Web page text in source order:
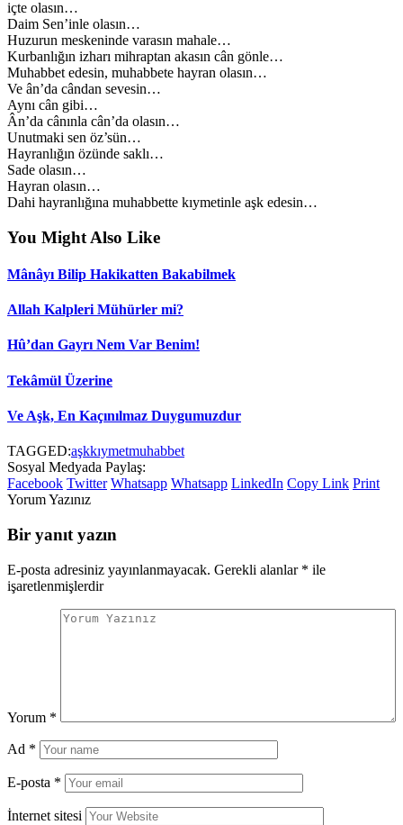
içte olasın…
Daim Sen’inle olasın…
Huzurun meskeninde varasın mahale…
Kurbanlığın izharı mihraptan akasın cân gönle…
Muhabbet edesin, muhabbete hayran olasın…
Ve ân’da cândan sevesin…
Aynı cân gibi…
Ân’da cânınla cân’da olasın…
Unutmaki sen öz’sün…
Hayranlığın özünde saklı…
Sade olasın…
Hayran olasın…
Dahi hayranlığına muhabbette kıymetinle aşk edesin…
You Might Also Like
Mânâyı Bilip Hakikatten Bakabilmek
Allah Kalpleri Mühürler mi?
Hû’dan Gayrı Nem Var Benim!
Tekâmül Üzerine
Ve Aşk, En Kaçınılmaz Duygumuzdur
TAGGED:aşkkıymetmuhabbet
Sosyal Medyada Paylaş:
Facebook Twitter Whatsapp Whatsapp LinkedIn Copy Link Print
Yorum Yazınız
Bir yanıt yazın
E-posta adresiniz yayınlanmayacak. Gerekli alanlar * ile
işaretlenmişlerdir
Yorum *
Ad *
E-posta *
İnternet sitesi